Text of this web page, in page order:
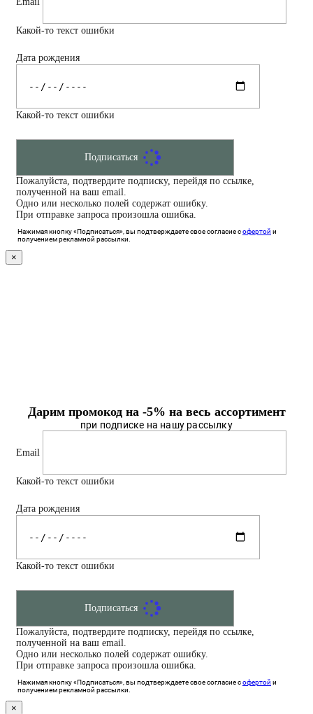
Какой-то текст ошибки
Дата рождения
Какой-то текст ошибки
Подписаться
Пожалуйста, подтвердите подписку, перейдя по ссылке,
полученной на ваш email.
Одно или несколько полей содержат ошибку.
При отправке запроса произошла ошибка.
Нажимая кнопку «Подписаться», вы подтверждаете свое согласие софертой и
получением рекламной рассылки.
×
Дарим промокод на -5% на весь ассортимент
при подписке на нашу рассылку
Email
Какой-то текст ошибки
Дата рождения
Какой-то текст ошибки
Подписаться
Пожалуйста, подтвердите подписку, перейдя по ссылке,
полученной на ваш email.
Одно или несколько полей содержат ошибку.
При отправке запроса произошла ошибка.
Нажимая кнопку «Подписаться», вы подтверждаете свое согласие софертой и
получением рекламной рассылки.
×